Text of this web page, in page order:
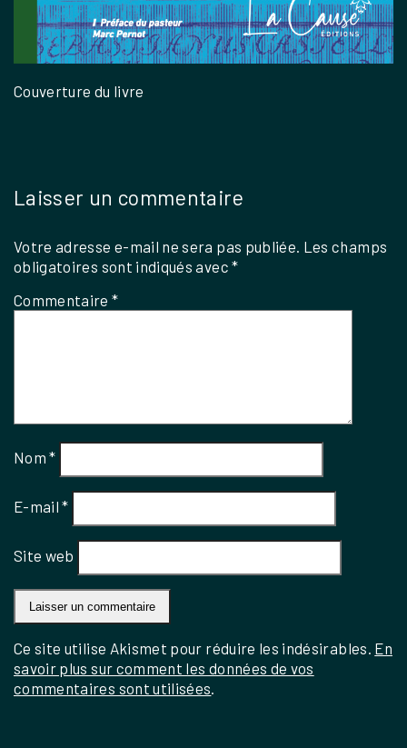
Couverture du livre
Laisser un commentaire
Votre adresse e-mail ne sera pas publiée. Les champs
obligatoires sont indiqués avec*
Commentaire*
Nom*
E-mail*
Site web
Ce site utilise Akismet pour réduire les indésirables. En
savoir plus sur comment les données de vos
commentaires sont utilisées